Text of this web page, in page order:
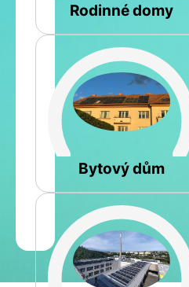
Rodinné domy
Bytový dům
Spočítat
kalkulaci
Jméno
a
příjmení